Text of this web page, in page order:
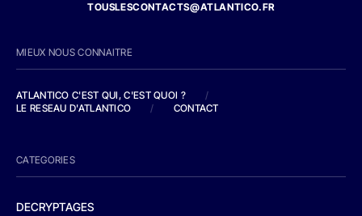
TOUSLESCONTACTS@ATLANTICO.FR
MIEUX NOUS CONNAITRE
ATLANTICO C'EST QUI, C'EST QUOI ?
/
LE RESEAU D'ATLANTICO
/ CONTACT
CATEGORIES
DECRYPTAGES